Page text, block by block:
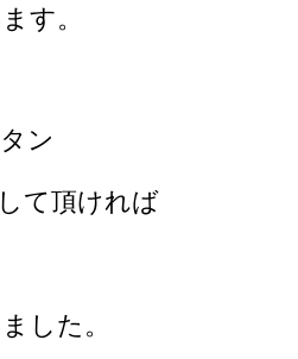
す。
ン
て頂ければ
した。